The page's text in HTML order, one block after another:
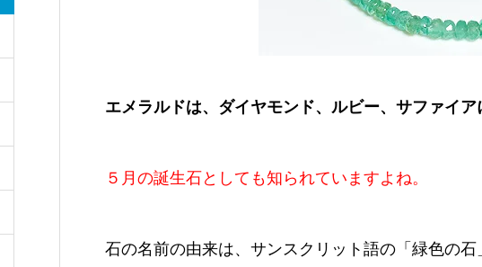
エメラルドは、ダイヤモンド、ルビー、サファイ
５月の誕生石としても知られていますよね。
石の名前の由来は、サンスクリット語の「緑色の